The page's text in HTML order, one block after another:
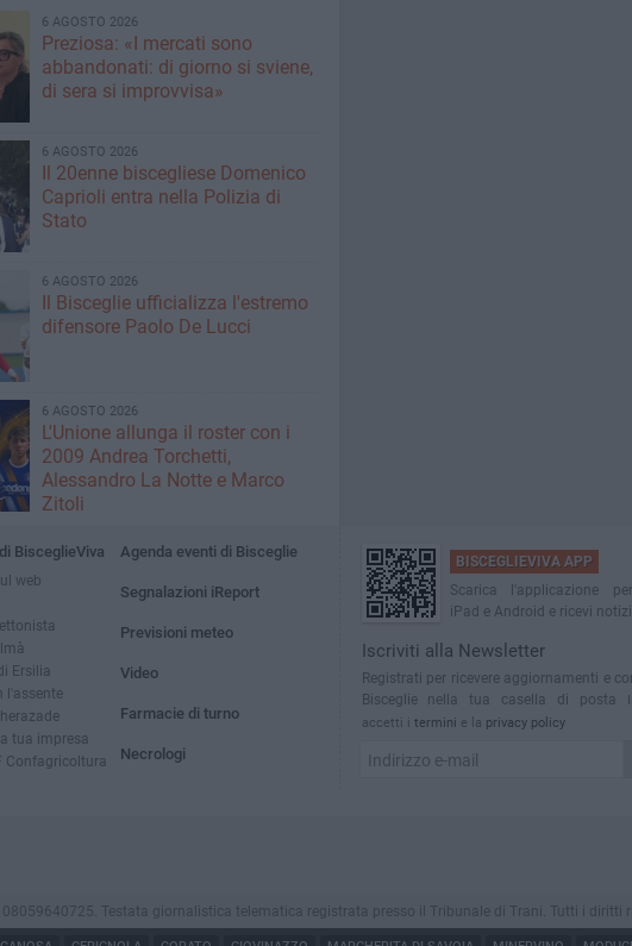
6 AGOSTO 2026
Preziosa: «I mercati sono
abbandonati: di giorno si sviene,
di sera si improvvisa»
6 AGOSTO 2026
Il 20enne biscegliese Domenico
Caprioli entra nella Polizia di
Stato
6 AGOSTO 2026
Il Bisceglie ufficializza l'estremo
difensore Paolo De Lucci
6 AGOSTO 2026
L'Unione allunga il roster con i
2009 Andrea Torchetti,
Alessandro La Notte e Marco
Zitoli
BisceglieViva
web
Ersilia
l'assente
tua impresa
Confagricoltura
Agenda eventi di Bisceglie
Segnalazioni iReport
Previsioni meteo
Video
Farmacie di turno
Necrologi
BISCEGLIEVIVA APP
Scarica l'applicazione
iPad e Android e ricevi
Iscriviti alla Newsletter
Registrati per ricevere aggiornamenti e
Bisceglie nella tua casella di posta
accetti i termini e la privacy policy
Testata giornalistica telematica registrata presso il Tribunale di Trani. Tutti i diritti